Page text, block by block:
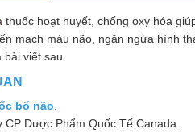
thuốc hoạt huyết, chống oxy hóa
mạch máu não, ngăn ngừa hình
viết sau.
bổ não
CP Dược Phẩm Quốc Tế Canada.